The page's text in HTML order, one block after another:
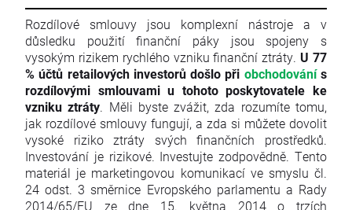
Rozdílové smlouvy jsou komplexní nástroje a v
důsledku použití finanční páky jsou spojeny s
vysokým rizikem rychlého vzniku finanční ztráty. U 77
% účtů retailových investorů došlo při obchodovánís
rozdílovými smlouvami u tohoto poskytovatele ke
vzniku ztráty. Měli byste zvážit, zda rozumíte tomu,
jak rozdílové smlouvy fungují, a zda si můžete dovolit
vysoké riziko ztráty svých finančních prostředků.
Investování je rizikové. Investujte zodpovědně. Tento
materiál je marketingovou komunikací ve smyslu čl.
24 odst. 3 směrnice Evropského parlamentu a Rady
2014/65/EU ze dne 15. května 2014 o trzích